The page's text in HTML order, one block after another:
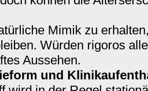
Mimik zu
Würden rigoros
Aussehen.
und